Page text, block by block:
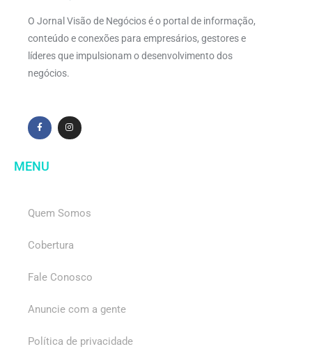
O Jornal Visão de Negócios é o portal de informação,
conteúdo e conexões para empresários, gestores e
líderes que impulsionam o desenvolvimento dos
negócios.
MENU
Quem Somos
Cobertura
Fale Conosco
Anuncie com a gente
Política de privacidade